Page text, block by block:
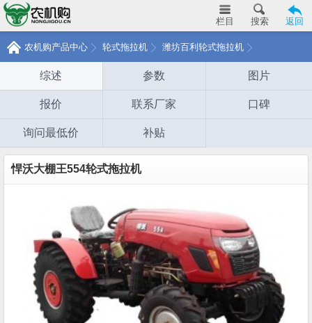
返回
搜索
栏目
农机购产品中心 轮式拖拉机 潍坊百利轮式拖拉机
综述 参数 图片
报价 联系厂家 口碑
询问最低价 补贴
悍沃大棚王554轮式拖拉机